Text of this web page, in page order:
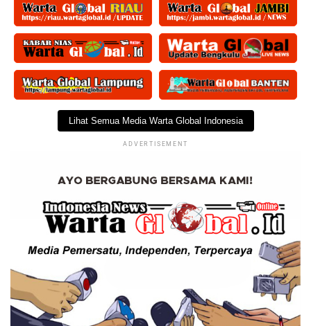
Lihat Semua Media Warta Global Indonesia
ADVERTISEMENT